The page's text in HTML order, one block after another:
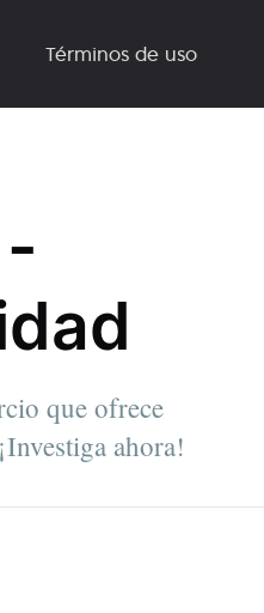
Términos de uso
que ofrece
ahora!